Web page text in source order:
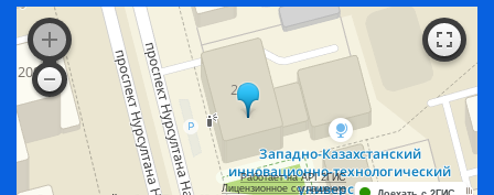
Работает на API 2ГИС
Лицензионное соглашение